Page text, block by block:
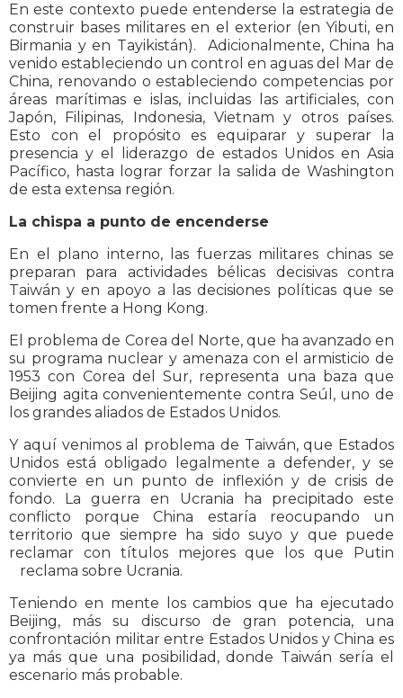
En este contexto puede entenderse la estrategia de
construir bases militares en el exterior (en Yibuti, en
Birmania y en Tayikistán). Adicionalmente, China ha
venido estableciendo un control en aguas del Mar de
China, renovando o estableciendo competencias por
áreas marítimas e islas, incluidas las artificiales, con
Japón, Filipinas, Indonesia, Vietnam y otros países.
Esto con el propósito es equiparar y superar la
presencia y el liderazgo de estados Unidos en Asia
Pacífico, hasta lograr forzar la salida de Washington
de esta extensa región.
La chispa a punto de encenderse
En el plano interno, las fuerzas militares chinas se
preparan para actividades bélicas decisivas contra
Taiwán y en apoyo a las decisiones políticas que se
tomen frente a Hong Kong.
El problema de Corea del Norte, que ha avanzado en
su programa nuclear y amenaza con el armisticio de
1953 con Corea del Sur, representa una baza que
Beijing agita convenientemente contra Seúl, uno de
los grandes aliados de Estados Unidos.
Y aquí venimos al problema de Taiwán, que Estados
Unidos está obligado legalmente a defender, y se
convierte en un punto de inflexión y de crisis de
fondo. La guerra en Ucrania ha precipitado este
conflicto porque China estaría reocupando un
territorio que siempre ha sido suyo y que puede
reclamar con títulos mejores que los que Putin
reclama sobre Ucrania.
Teniendo en mente los cambios que ha ejecutado
Beijing, más su discurso de gran potencia, una
confrontación militar entre Estados Unidos y China es
ya más que una posibilidad, donde Taiwán sería el
escenario más probable.